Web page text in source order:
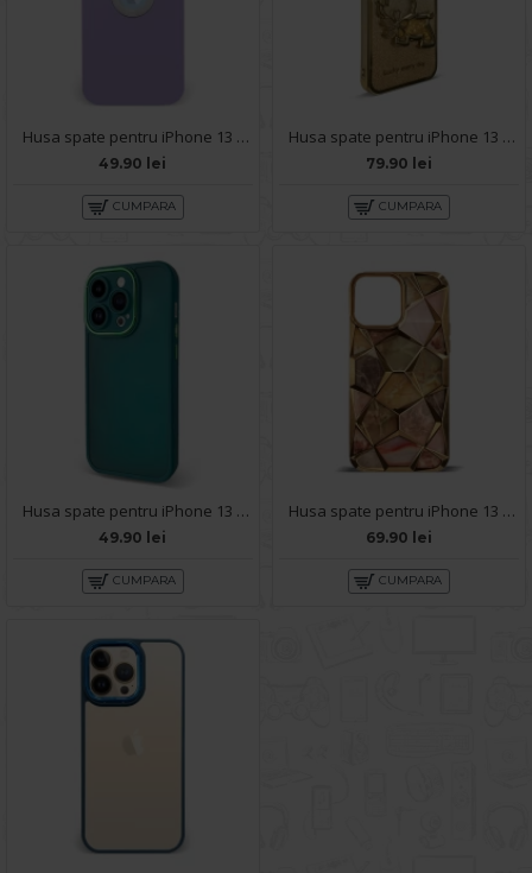
Husa spate pentru iPhone 13 Pro Max - Circle Case Mov & Alb
49.90 lei
CUMPARA
Husa spate pentru iPhone 13 Pro Max - Doo Case Auriu
79.90 lei
CUMPARA
Husa spate pentru iPhone 13 Pro Max - Catwalk Case Verde
49.90 lei
CUMPARA
Husa spate pentru iPhone 13 Pro Max - Yoop Case Gold
69.90 lei
CUMPARA